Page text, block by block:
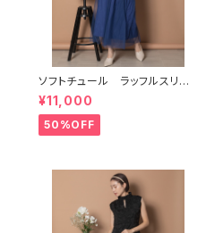
ソフトチュール ラッフルスリー
ブ ロングドレス
¥11,000
50%OFF